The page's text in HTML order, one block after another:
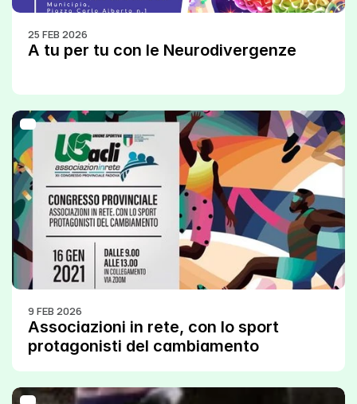
25 FEB 2026
A tu per tu con le Neurodivergenze
9 FEB 2026
Associazioni in rete, con lo sport
protagonisti del cambiamento